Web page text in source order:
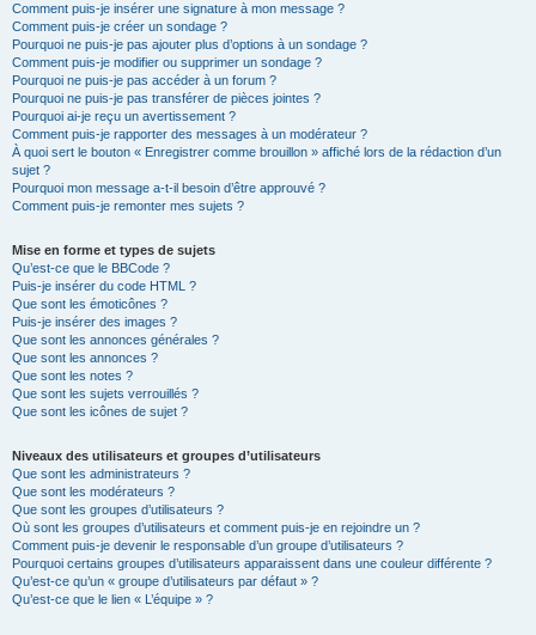
Comment puis-je insérer une signature à mon message ?
Comment puis-je créer un sondage ?
Pourquoi ne puis-je pas ajouter plus d’options à un sondage ?
Comment puis-je modifier ou supprimer un sondage ?
Pourquoi ne puis-je pas accéder à un forum ?
Pourquoi ne puis-je pas transférer de pièces jointes ?
Pourquoi ai-je reçu un avertissement ?
Comment puis-je rapporter des messages à un modérateur ?
À quoi sert le bouton « Enregistrer comme brouillon » affiché lors de la rédaction d’un
sujet ?
Pourquoi mon message a-t-il besoin d’être approuvé ?
Comment puis-je remonter mes sujets ?
Mise en forme et types de sujets
Qu’est-ce que le BBCode ?
Puis-je insérer du code HTML ?
Que sont les émoticônes ?
Puis-je insérer des images ?
Que sont les annonces générales ?
Que sont les annonces ?
Que sont les notes ?
Que sont les sujets verrouillés ?
Que sont les icônes de sujet ?
Niveaux des utilisateurs et groupes d’utilisateurs
Que sont les administrateurs ?
Que sont les modérateurs ?
Que sont les groupes d’utilisateurs ?
Où sont les groupes d’utilisateurs et comment puis-je en rejoindre un ?
Comment puis-je devenir le responsable d’un groupe d’utilisateurs ?
Pourquoi certains groupes d’utilisateurs apparaissent dans une couleur différente ?
Qu’est-ce qu’un « groupe d’utilisateurs par défaut » ?
Qu’est-ce que le lien « L’équipe » ?